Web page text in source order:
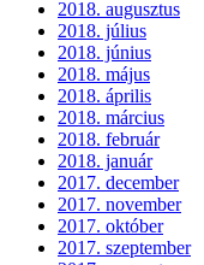
2018. augusztus
2018. július
2018. június
2018. május
2018. április
2018. március
2018. február
2018. január
2017. december
2017. november
2017. október
2017. szeptember